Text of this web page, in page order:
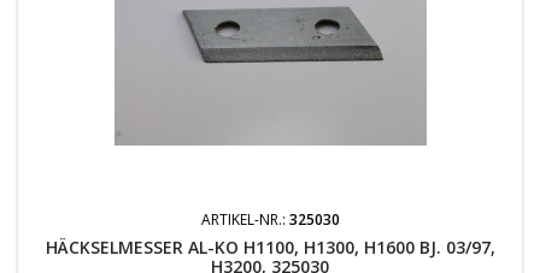
ARTIKEL-NR.: 325030
HÄCKSELMESSER AL-KO H1100, H1300, H1600 BJ. 03/97,
H3200, 325030